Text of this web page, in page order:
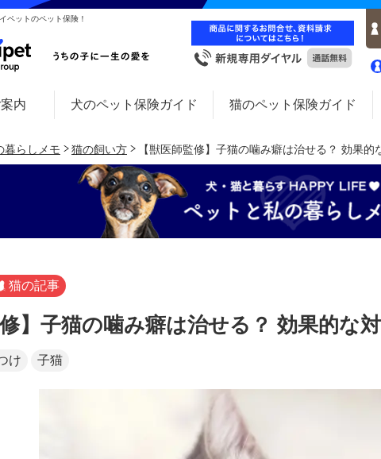
ペットのペット保険！
内 犬のペット保険ガイド 猫のペット保険ガイド
暮らしメモ 猫の飼い方 【獣医師監修】子猫の噛み癖は治せる？ 効果的
猫の記事
修】子猫の噛み癖は治せる？ 効果的な
け 子猫